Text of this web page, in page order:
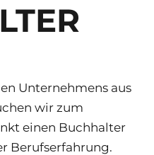
Unternehmens aus
wir zum
einen Buchhalter
Berufserfahrung.